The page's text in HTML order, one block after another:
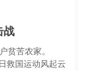
战
贫苦农家。
救国运动风起云